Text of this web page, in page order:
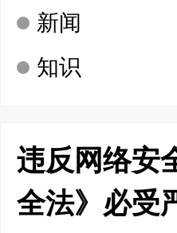
新闻
知识
违反网络安
全法》必受